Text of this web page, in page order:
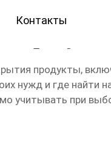
Контакты
продукты,
нужд и где найти
учитывать при